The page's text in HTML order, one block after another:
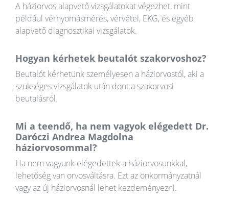
A háziorvos alapvető vizsgálatokat végezhet, mint
például vérnyomásmérés, vérvétel, EKG, és egyéb
alapvető diagnosztikai vizsgálatok.
Hogyan kérhetek beutalót szakorvoshoz?
Beutalót kérhetünk személyesen a háziorvostól, aki a
szükséges vizsgálatok után dönt a szakorvosi
beutalásról.
Mi a teendő, ha nem vagyok elégedett Dr.
Daróczi Andrea Magdolna
háziorvosommal?
Ha nem vagyunk elégedettek a háziorvosunkkal,
lehetőség van orvosváltásra. Ezt az önkormányzatnál
vagy az új háziorvosnál lehet kezdeményezni.